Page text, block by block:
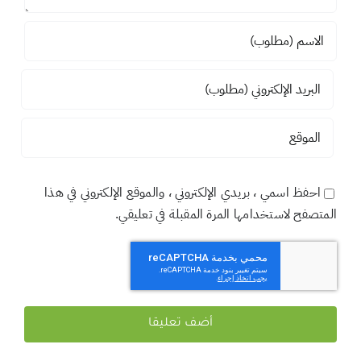
احفظ اسمي ، بريدي الإلكتروني ، والموقع الإلكتروني في هذا
المتصفح لاستخدامها المرة المقبلة في تعليقي.